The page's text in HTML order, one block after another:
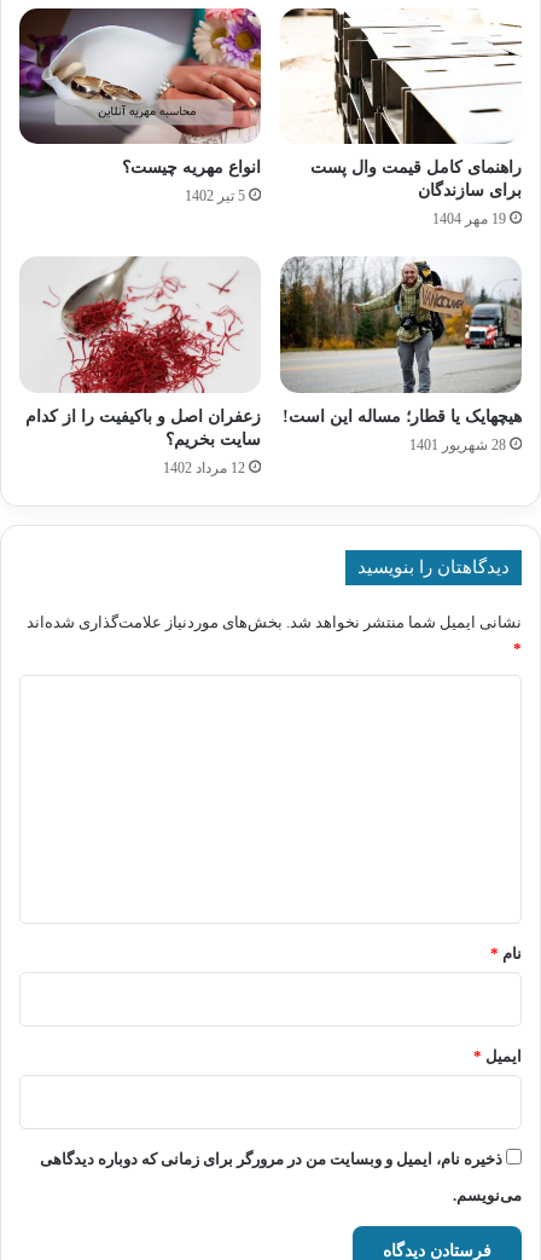
راهنمای کامل قیمت وال پست
برای سازندگان
19 مهر 1404
انواع مهریه چیست؟
5 تیر 1402
هیچهایک یا قطار؛ مساله این است!
28 شهریور 1401
زعفران اصل و باکیفیت را از کدام
سایت بخریم؟
12 مرداد 1402
دیدگاهتان را بنویسید
نشانی ایمیل شما منتشر نخواهد شد. بخش‌های موردنیاز علامت‌گذاری شده‌اند
*
نام *
ایمیل *
ذخیره نام، ایمیل و وبسایت من در مرورگر برای زمانی که دوباره دیدگاهی
می‌نویسم.